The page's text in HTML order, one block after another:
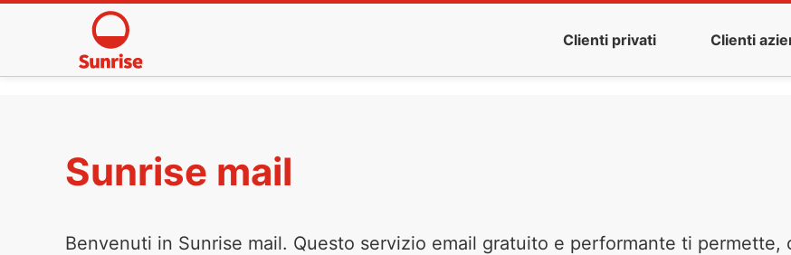
Clienti privati Clienti
Sunrise mail
Benvenuti in Sunrise mail. Questo servizio email gratuito e performante ti